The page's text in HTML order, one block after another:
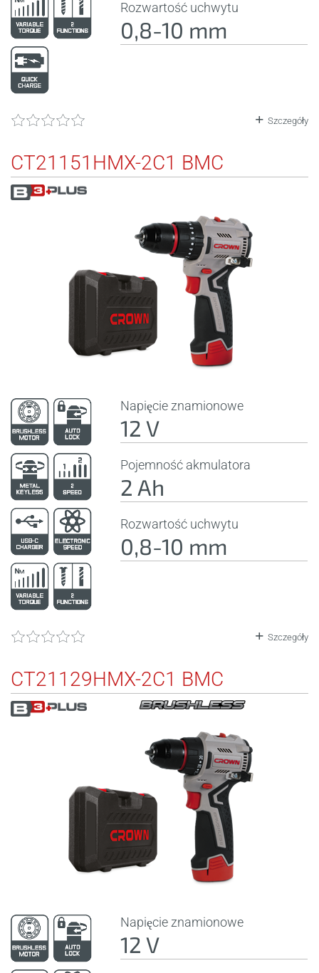
Rozwartość uchwytu
0,8-10 mm
Szczegóły
CT21151HMX-2C1 BMC
Napięcie znamionowe
12 V
Pojemność akmulatora
2 Ah
Rozwartość uchwytu
0,8-10 mm
Szczegóły
CT21129HMX-2C1 BMC
Napięcie znamionowe
12 V